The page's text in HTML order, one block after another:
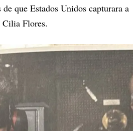
que Estados Unidos capturara a
Cilia Flores.